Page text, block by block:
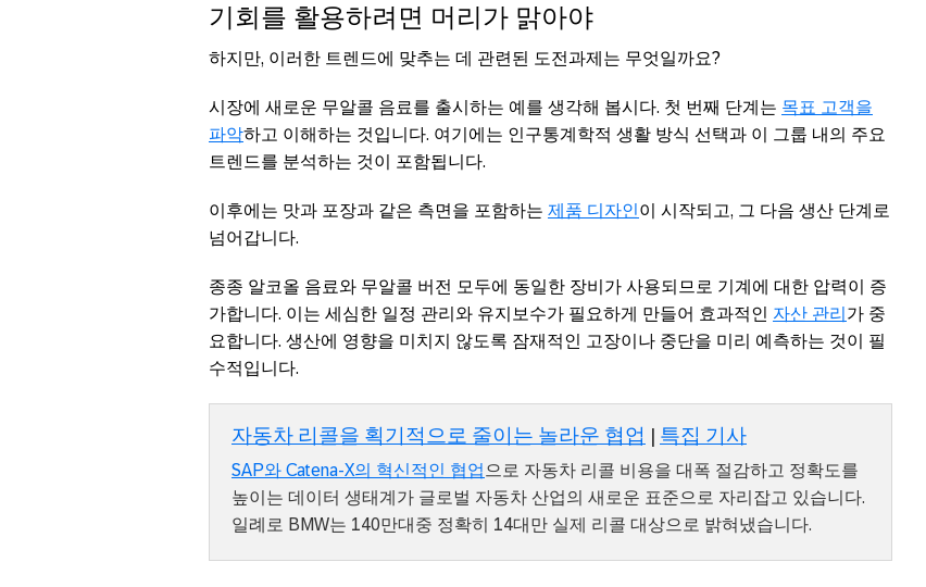
기회를 활용하려면 머리가 맑아야
하지만, 이러한 트렌드에 맞추는 데 관련된 도전과제는 무엇일까요?
시장에 새로운 무알콜 음료를 출시하는 예를 생각해 봅시다. 첫 번째 단계는 목표 고객을
파악하고 이해하는 것입니다. 여기에는 인구통계학적 생활 방식 선택과 이 그룹 내의 주요
트렌드를 분석하는 것이 포함됩니다.
이후에는 맛과 포장과 같은 측면을 포함하는 제품 디자인이 시작되고, 그 다음 생산 단계로
넘어갑니다.
종종 알코올 음료와 무알콜 버전 모두에 동일한 장비가 사용되므로 기계에 대한 압력이 증
가합니다. 이는 세심한 일정 관리와 유지보수가 필요하게 만들어 효과적인 자산 관리 가 중
요합니다. 생산에 영향을 미치지 않도록 잠재적인 고장이나 중단을 미리 예측하는 것이 필
수적입니다.
자동차 리콜을 획기적으로 줄이는 놀라운 협업 | 특집 기사
SAP와 Catena-X의 혁신적인 협업 으로 자동차 리콜 비용을 대폭 절감하고 정확도를
높이는 데이터 생태계가 글로벌 자동차 산업의 새로운 표준으로 자리잡고 있습니다.
일례로 BMW는 140만대중 정확히 14대만 실제 리콜 대상으로 밝혀냈습니다.